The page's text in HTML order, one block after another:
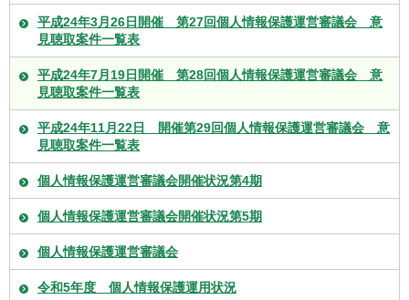
平成24年3月26日開催 第27回個人情報保護運営審議会 意
見聴取案件一覧表
平成24年7月19日開催 第28回個人情報保護運営審議会 意
見聴取案件一覧表
平成24年11月22日 開催第29回個人情報保護運営審議会 意
見聴取案件一覧表
個人情報保護運営審議会開催状況第4期
個人情報保護運営審議会開催状況第5期
個人情報保護運営審議会
令和5年度 個人情報保護運用状況